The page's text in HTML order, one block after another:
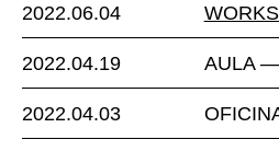
2022.06.04
2022.04.19 AULA —
2022.04.03